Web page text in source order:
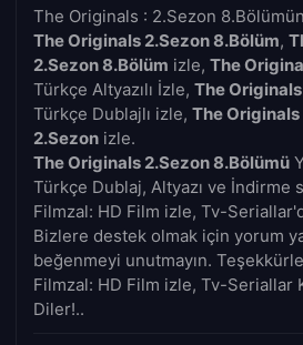
The Originals : 2.Sezon
The Originals 2.Sezon 8.Bölüm,
2.Sezon 8.Bölüm izle, The
Türkçe Altyazılı İzle, The
Türkçe Dublajlı izle, The Originals
2.Sezon izle.
The Originals 2.Sezon 8.Bölümü
Türkçe Dublaj, Altyazı ve İndirme
Filmzal: HD Film izle, Tv-
Bizlere destek olmak için yorum
beğenmeyi unutmayın.
Filmzal: HD Film izle, Tv-Seriallar
Diler!..